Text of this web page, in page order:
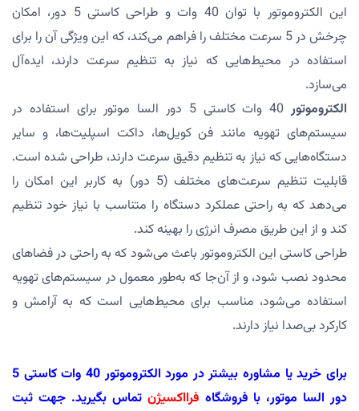
این الکتروموتور با توان 40 وات و طراحی کاستی 5 دور، امکان
چرخش در 5 سرعت مختلف را فراهم می‌کند، که این ویژگی آن را برای
استفاده در محیط‌هایی که نیاز به تنظیم سرعت دارند، ایده‌آل
می‌سازد.
الکتروموتور
40 وات کاستی 5 دور السا موتور برای استفاده در
سیستم‌های تهویه مانند فن کویل‌ها، داکت اسپلیت‌ها، و سایر
دستگاه‌هایی که نیاز به تنظیم دقیق سرعت دارند، طراحی شده است.
قابلیت تنظیم سرعت‌های مختلف (5 دور) به کاربر این امکان را
می‌دهد که به راحتی عملکرد دستگاه را متناسب با نیاز خود تنظیم
کند و از این طریق مصرف انرژی را بهینه کند.
طراحی کاستی این الکتروموتور باعث می‌شود که به راحتی در فضاهای
محدود نصب شود، و از آن‌جا که به‌طور معمول در سیستم‌های تهویه
استفاده می‌شود، مناسب برای محیط‌هایی است که به آرامش و
کارکرد بی‌صدا نیاز دارند.
برای خرید یا مشاوره بیشتر در مورد الکتروموتور 40 وات کاستی 5
دور السا موتور، با فروشگاه فرااکسیژن تماس بگیرید. جهت ثبت